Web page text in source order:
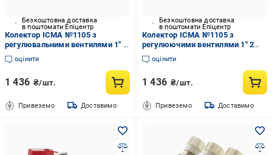
Безкоштовна доставка
в поштомати Епіцентр
Колектор ICMA №1105 з
регулювальними вентилями 1" 2
виходи Blue (FRRS00049605)
оцінити
1 436 ₴/шт.
Привеземо Доставимо
Безкоштовна доставка
в поштомати Епіцентр
Колектор ICMA №1105 з
регулюючими вентилями 1" 2
виходи Red (FRRS00049594)
оцінити
1 436 ₴/шт.
Привеземо Доставимо